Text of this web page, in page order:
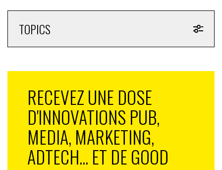
TOPICS
RECEVEZ UNE DOSE
D'INNOVATIONS PUB,
MEDIA, MARKETING,
ADTECH... ET DE GOOD